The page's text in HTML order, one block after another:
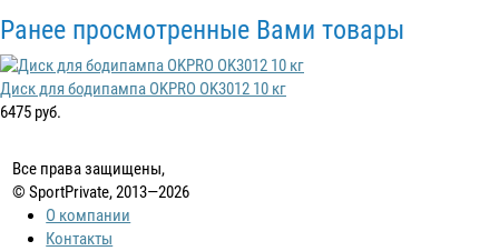
Ранее просмотренные Вами товары
Диск для бодипампа OKPRO OK3012 10 кг
6475 руб.
Все права защищены,
© SportPrivate, 2013—2026
О компании
Контакты